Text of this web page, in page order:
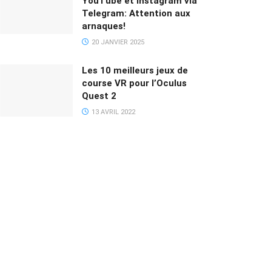
Telegram: Attention aux
arnaques!
20 JANVIER 2025
Les 10 meilleurs jeux de
course VR pour l’Oculus
Quest 2
13 AVRIL 2022